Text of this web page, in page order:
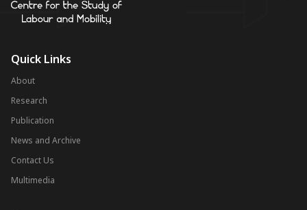
Quick Links
About
Research
Publication
News and Archive
Contact Us
Multimedia